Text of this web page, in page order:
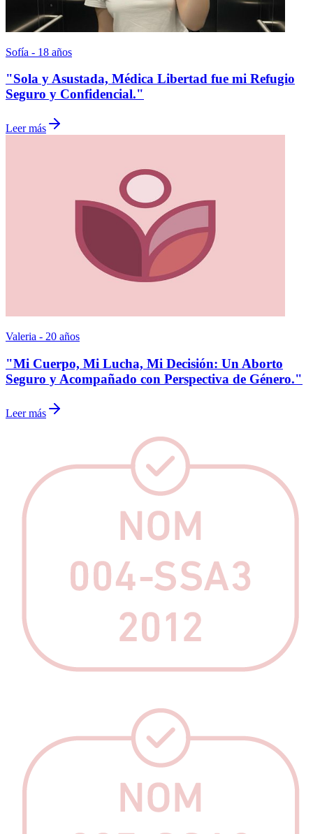
Sofía - 18 años
"Sola y Asustada, Médica Libertad fue mi Refugio
Seguro y Confidencial."
Leer más
Valeria - 20 años
"Mi Cuerpo, Mi Lucha, Mi Decisión: Un Aborto
Seguro y Acompañado con Perspectiva de Género."
Leer más